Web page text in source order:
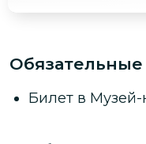
Билет в Музей-